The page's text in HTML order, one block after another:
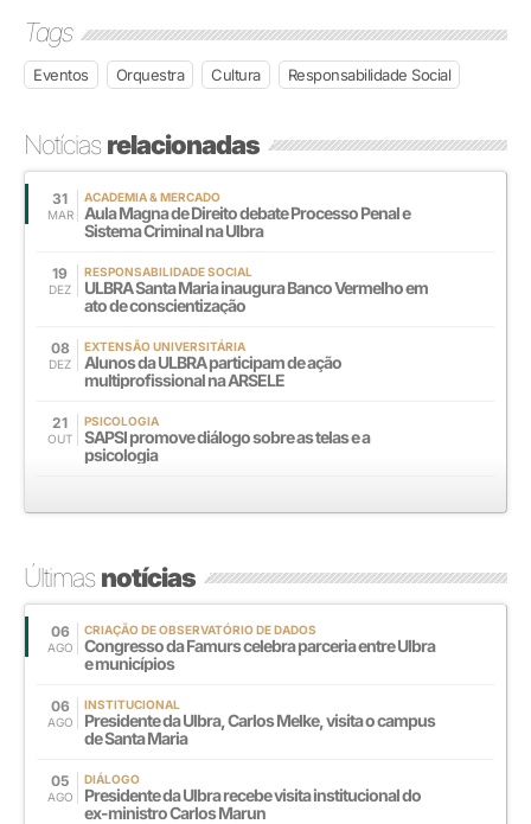
Tags
Eventos Orquestra Cultura Responsabilidade Social
Notíciasrelacionadas
31
MAR
ACADEMIA & MERCADO
Aula Magna de Direito debate Processo Penal e
Sistema Criminal na Ulbra
19
DEZ
RESPONSABILIDADE SOCIAL
ULBRA Santa Maria inaugura Banco Vermelho em
ato de conscientização
08
DEZ
EXTENSÃO UNIVERSITÁRIA
Alunos da ULBRA participam de ação
multiprofissional na ARSELE
21
OUT
PSICOLOGIA
SAPSI promove diálogo sobre as telas e a
psicologia
Últimasnotícias
06
AGO
CRIAÇÃO DE OBSERVATÓRIO DE DADOS
Congresso da Famurs celebra parceria entre Ulbra
e municípios
06
AGO
INSTITUCIONAL
Presidente da Ulbra, Carlos Melke, visita o campus
de Santa Maria
05
AGO
DIÁLOGO
Presidente da Ulbra recebe visita institucional do
ex-ministro Carlos Marun